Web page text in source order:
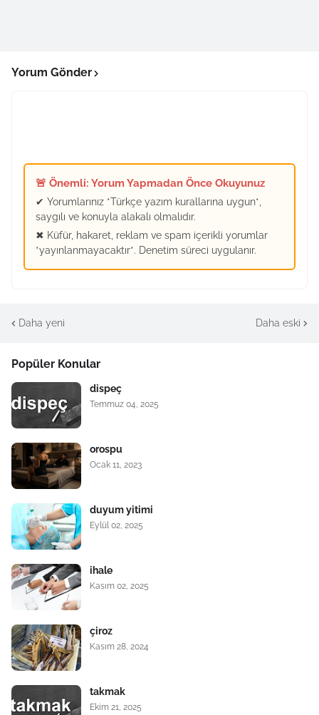
Yorum Gönder
🚨 Önemli: Yorum Yapmadan Önce Okuyunuz
✔ Yorumlarınız *Türkçe yazım kurallarına uygun*,
saygılı ve konuyla alakalı olmalıdır.
✖ Küfür, hakaret, reklam ve spam içerikli yorumlar
*yayınlanmayacaktır*. Denetim süreci uygulanır.
Daha yeni Daha eski
Popüler Konular
dispeç
Temmuz 04, 2025
orospu
Ocak 11, 2023
duyum yitimi
Eylül 02, 2025
ihale
Kasım 02, 2025
çiroz
Kasım 28, 2024
takmak
Ekim 21, 2025